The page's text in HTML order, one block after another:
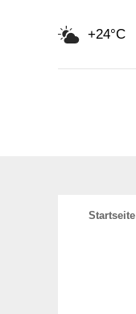
+24°C
Startseite